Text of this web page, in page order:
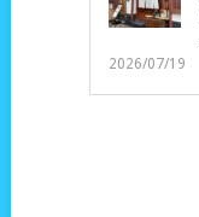
2026/07/19